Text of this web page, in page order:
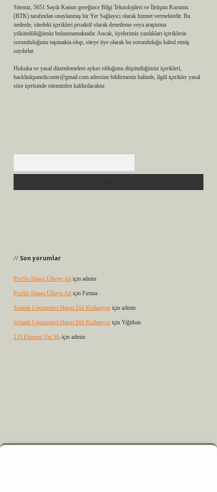
Sitemiz, 5651 Sayılı Kanun gereğince Bilgi Teknolojileri ve İletişim Kurumu
(BTK) tarafından onaylanmış bir Yer Sağlayıcı olarak hizmet vermektedir. Bu
nedenle, sitedeki içerikleri proaktif olarak denetleme veya araştırma
yükümlülüğümüz bulunmamaktadır. Ancak, üyelerimiz yazdıkları içeriklerin
sorumluluğunu taşımakta olup, siteye üye olarak bu sorumluluğu kabul etmiş
sayılırlar.
Hukuka ve yasal düzenlemelere aykırı olduğunu düşündüğünüz içerikleri,
backlinkpanelicomtr@gmail.com adresine bildirmeniz halinde, ilgili içerikler yasal
süre içerisinde sitemizden kaldırılacaktır.
Son yorumlar
Profilo Hangi Ülkeye Ait için admin
Profilo Hangi Ülkeye Ait için Fırtına
Selanik Göçmenleri Hangi Dili Kullanıyor için admin
Selanik Göçmenleri Hangi Dili Kullanıyor için Yiğithan
119 Element Var Mı için admin
m elexbet